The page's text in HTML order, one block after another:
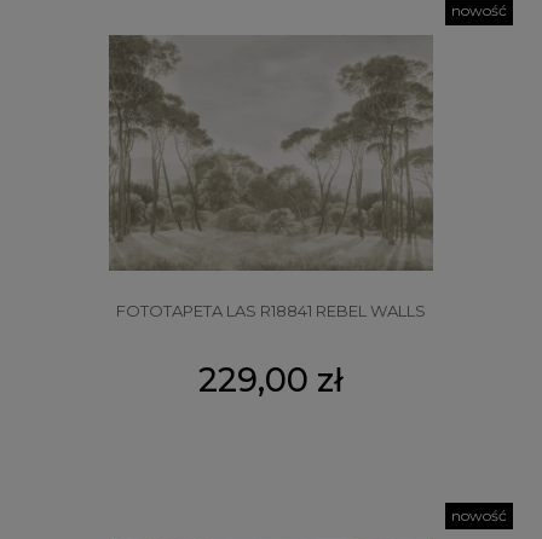
FOTOTAPETA LAS R18841 REBEL WALLS
229,00 zł
nowość
nowość